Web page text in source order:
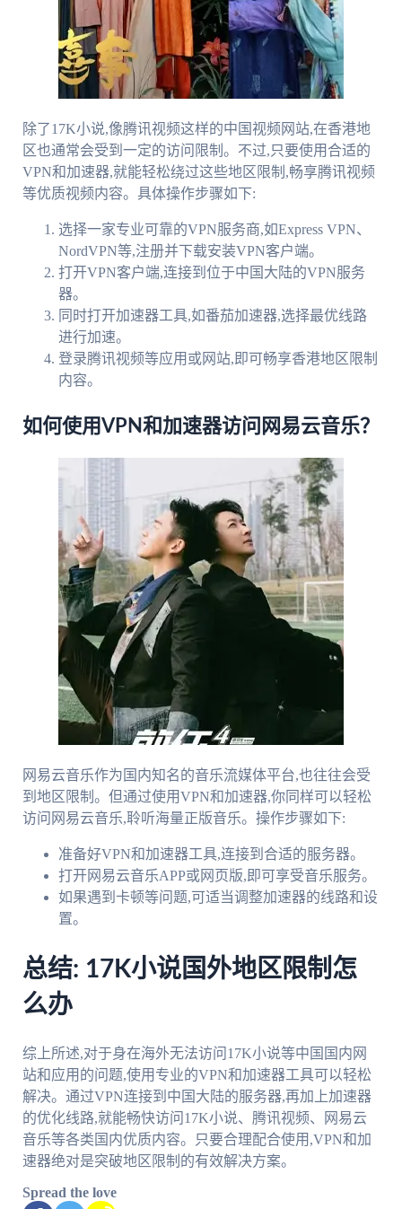
除了17K小说,像腾讯视频这样的中国视频网站,在香港地
区也通常会受到一定的访问限制。不过,只要使用合适的
VPN和加速器,就能轻松绕过这些地区限制,畅享腾讯视频
等优质视频内容。具体操作步骤如下:
选择一家专业可靠的VPN服务商,如Express VPN、
NordVPN等,注册并下载安装VPN客户端。
打开VPN客户端,连接到位于中国大陆的VPN服务
器。
同时打开加速器工具,如番茄加速器,选择最优线路
进行加速。
登录腾讯视频等应用或网站,即可畅享香港地区限制
内容。
如何使用VPN和加速器访问网易云音乐？
网易云音乐作为国内知名的音乐流媒体平台,也往往会受
到地区限制。但通过使用VPN和加速器,你同样可以轻松
访问网易云音乐,聆听海量正版音乐。操作步骤如下:
准备好VPN和加速器工具,连接到合适的服务器。
打开网易云音乐APP或网页版,即可享受音乐服务。
如果遇到卡顿等问题,可适当调整加速器的线路和设
置。
总结: 17K小说国外地区限制怎
么办
综上所述,对于身在海外无法访问17K小说等中国国内网
站和应用的问题,使用专业的VPN和加速器工具可以轻松
解决。通过VPN连接到中国大陆的服务器,再加上加速器
的优化线路,就能畅快访问17K小说、腾讯视频、网易云
音乐等各类国内优质内容。只要合理配合使用,VPN和加
速器绝对是突破地区限制的有效解决方案。
Spread the love